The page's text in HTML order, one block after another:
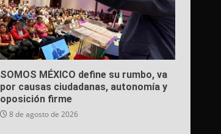
SOMOS MÉXICO define su rumbo, va
por causas ciudadanas, autonomía y
oposición firme
8 de agosto de 2026